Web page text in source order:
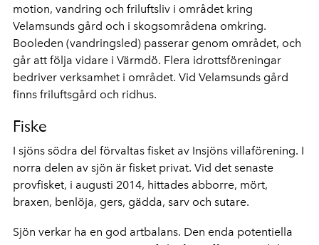
motion, vandring och friluftsliv i området kring
Velamsunds gård och i skogsområdena omkring.
Booleden (vandringsled) passerar genom området, och
går att följa vidare i Värmdö. Flera idrottsföreningar
bedriver verksamhet i området. Vid Velamsunds gård
finns friluftsgård och ridhus.
Fiske
I sjöns södra del förvaltas fisket av Insjöns villaförening. I
norra delen av sjön är fisket privat. Vid det senaste
provfisket, i augusti 2014, hittades abborre, mört,
braxen, benlöja, gers, gädda, sarv och sutare.
Sjön verkar ha en god artbalans. Den enda potentiella